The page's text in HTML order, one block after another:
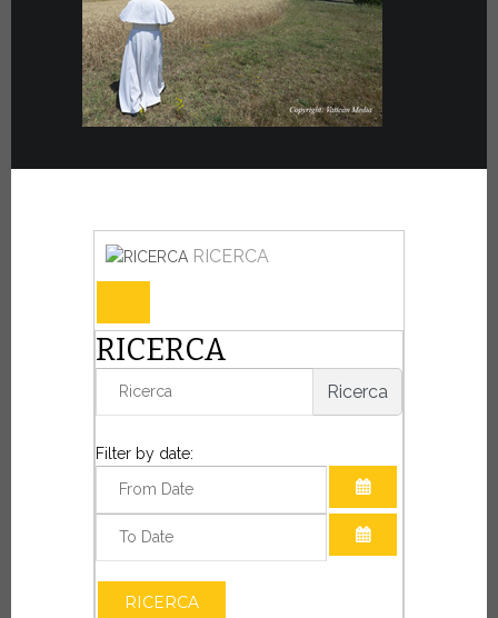
RICERCA
RICERCA
Ricerca
Filter by date:
APRI IL
RICERCA